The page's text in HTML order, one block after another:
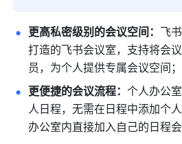
更高私密级别的会议空间： 飞
打造的飞书会议室，支持将会
员，为个人提供专属会议空间；
更便捷的会议流程：个人办公
人日程，无需在日程中添加个
办公室内直接加入自己的日程会